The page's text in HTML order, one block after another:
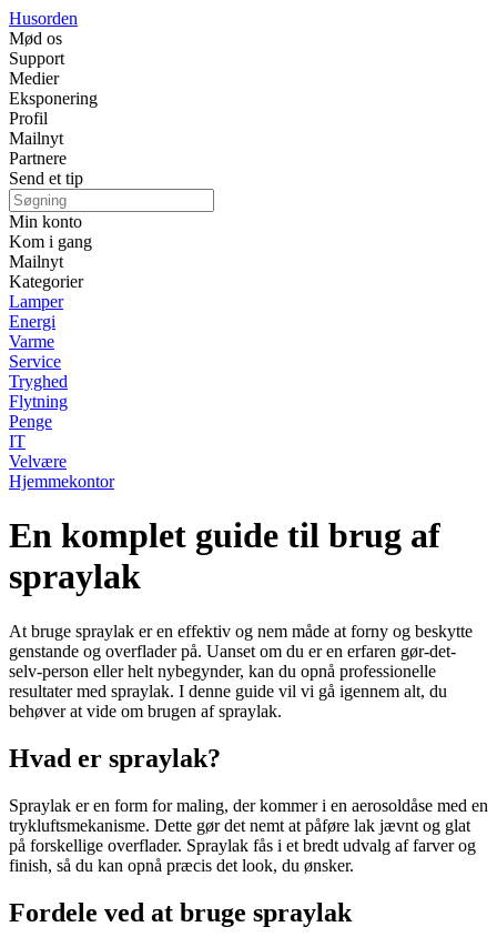
Husorden
Mød os
Support
Medier
Eksponering
Profil
Mailnyt
Partnere
Send et tip
Min konto
Kom i gang
Mailnyt
Kategorier
Lamper
Energi
Varme
Service
Tryghed
Flytning
Penge
IT
Velvære
Hjemmekontor
En komplet guide til brug af
spraylak
At bruge spraylak er en effektiv og nem måde at forny og beskytte
genstande og overflader på. Uanset om du er en erfaren gør-det-
selv-person eller helt nybegynder, kan du opnå professionelle
resultater med spraylak. I denne guide vil vi gå igennem alt, du
behøver at vide om brugen af spraylak.
Hvad er spraylak?
Spraylak er en form for maling, der kommer i en aerosoldåse med en
trykluftsmekanisme. Dette gør det nemt at påføre lak jævnt og glat
på forskellige overflader. Spraylak fås i et bredt udvalg af farver og
finish, så du kan opnå præcis det look, du ønsker.
Fordele ved at bruge spraylak